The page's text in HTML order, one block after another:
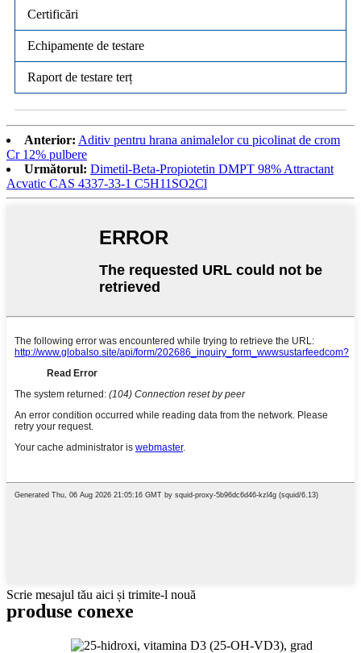
Certificări
Echipamente de testare
Raport de testare terț
Anterior: Aditiv pentru hrana animalelor cu picolinat de crom
Cr 12% pulbere
Următorul: Dimetil-Beta-Propiotetin DMPT 98% Attractant
Acvatic CAS 4337-33-1 C5H11SO2Cl
Scrie mesajul tău aici și trimite-l nouă
produse conexe